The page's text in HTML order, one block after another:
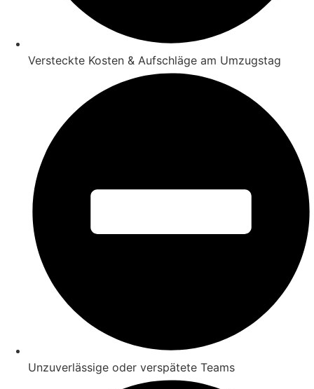
Versteckte Kosten & Aufschläge am Umzugstag
Unzuverlässige oder verspätete Teams